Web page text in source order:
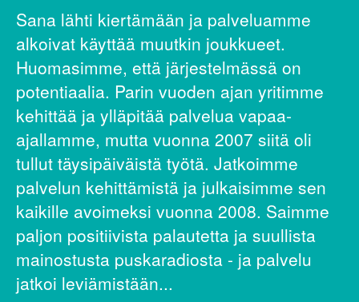
Sana lähti kiertämään ja palveluamme
alkoivat käyttää muutkin joukkueet.
Huomasimme, että järjestelmässä on
potentiaalia. Parin vuoden ajan yritimme
kehittää ja ylläpitää palvelua vapaa-
ajallamme, mutta vuonna 2007 siitä oli
tullut täysipäiväistä työtä. Jatkoimme
palvelun kehittämistä ja julkaisimme sen
kaikille avoimeksi vuonna 2008. Saimme
paljon positiivista palautetta ja suullista
mainostusta puskaradiosta - ja palvelu
jatkoi leviämistään...